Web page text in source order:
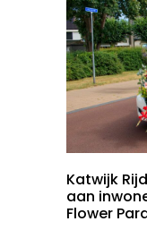
Katwijk
aan
Flower